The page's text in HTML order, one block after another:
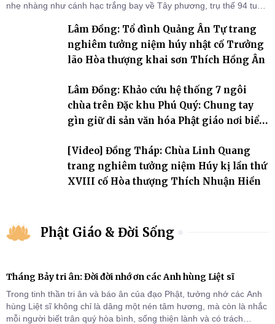
nhẹ nhàng như cánh hạc trắng bay về Tây phương, trụ thế 94 tuổi
Lâm Đồng: Tổ đình Quảng Ân Tự trang
nghiêm tưởng niệm húy nhật cố Trưởng
lão Hòa thượng khai sơn Thích Hồng Ân
Lâm Đồng: Khảo cứu hệ thống 7 ngôi
chùa trên Đặc khu Phú Quý: Chung tay
gìn giữ di sản văn hóa Phật giáo nơi biển
[Video] Đồng Tháp: Chùa Linh Quang
trang nghiêm tưởng niệm Húy kị lần thứ
XVIII cố Hòa thượng Thích Nhuận Hiền
Phật Giáo & Đời Sống
Tháng Bảy tri ân: Đời đời nhớ ơn các Anh hùng Liệt sĩ
Trong tinh thần tri ân và báo ân của đạo Phật, tưởng nhớ các Anh
hùng Liệt sĩ không chỉ là dâng một nén tâm hương, mà còn là nhắc
mỗi người biết trân quý hòa bình, sống thiện lành và có trách